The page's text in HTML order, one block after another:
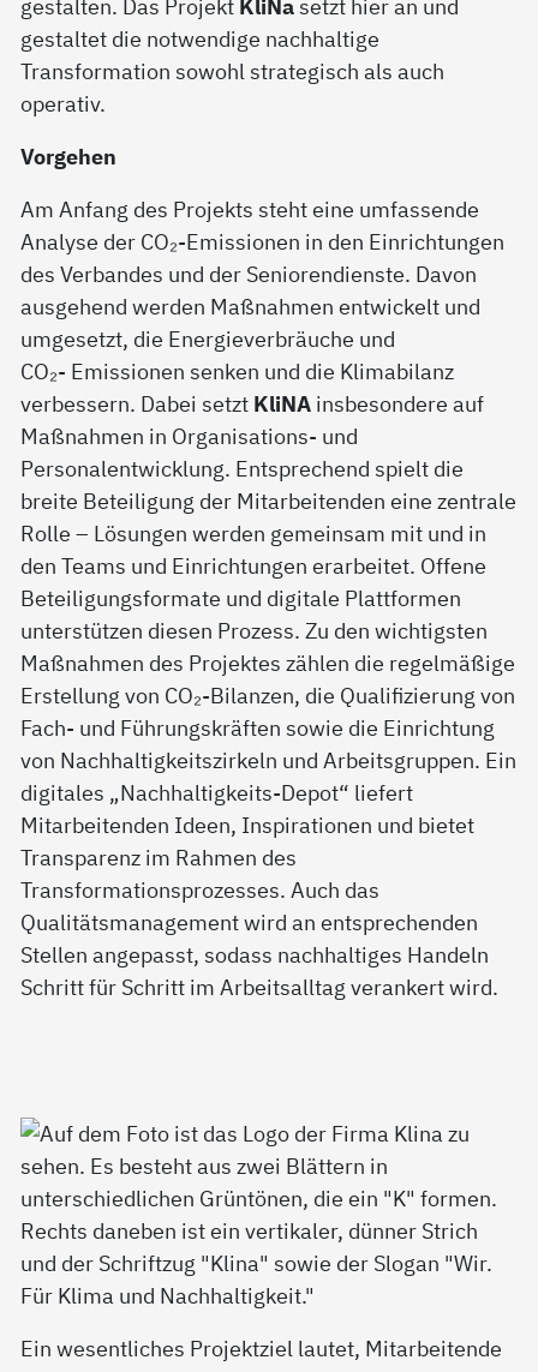
gestaltet die notwendige nachhaltige
Transformation sowohl strategisch als auch
operativ.
Vorgehen
Am Anfang des Projekts steht eine umfassende
Analyse der CO₂-Emissionen in den Einrichtungen
des Verbandes und der Seniorendienste. Davon
ausgehend werden Maßnahmen entwickelt und
umgesetzt, die Energieverbräuche und
CO₂- Emissionen senken und die Klimabilanz
verbessern. Dabei setzt KliNA insbesondere auf
Maßnahmen in Organisations- und
Personalentwicklung. Entsprechend spielt die
breite Beteiligung der Mitarbeitenden eine zentrale
Rolle – Lösungen werden gemeinsam mit und in
den Teams und Einrichtungen erarbeitet. Offene
Beteiligungsformate und digitale Plattformen
unterstützen diesen Prozess. Zu den wichtigsten
Maßnahmen des Projektes zählen die regelmäßige
Erstellung von CO₂-Bilanzen, die Qualifizierung von
Fach- und Führungskräften sowie die Einrichtung
von Nachhaltigkeitszirkeln und Arbeitsgruppen. Ein
digitales „Nachhaltigkeits-Depot“ liefert
Mitarbeitenden Ideen, Inspirationen und bietet
Transparenz im Rahmen des
Transformationsprozesses. Auch das
Qualitätsmanagement wird an entsprechenden
Stellen angepasst, sodass nachhaltiges Handeln
Schritt für Schritt im Arbeitsalltag verankert wird.
Ein wesentliches Projektziel lautet, Mitarbeitende